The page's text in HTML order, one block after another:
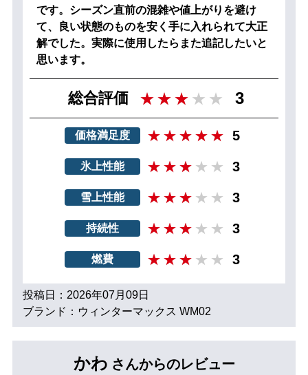
です。シーズン直前の混雑や値上がりを避け
て、良い状態のものを安く手に入れられて大正
解でした。実際に使用したらまた追記したいと
思います。
総合評価 3
価格満足度 5
氷上性能 3
雪上性能 3
持続性 3
燃費 3
投稿日：2026年07月09日
ブランド：ウィンターマックス WM02
かわ さんからのレビュー